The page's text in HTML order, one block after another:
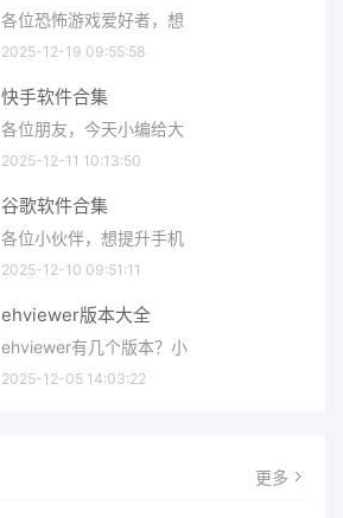
各位恐怖游戏爱好者，想
2025-12-19 09:55:58
快手软件合集
各位朋友，今天小编给大
2025-12-11 10:13:50
谷歌软件合集
各位小伙伴，想提升手机
2025-12-10 09:51:11
ehviewer版本大全
ehviewer有几个版本？小
2025-12-05 14:03:22
更多